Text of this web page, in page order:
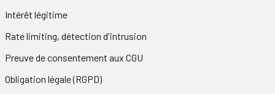
Intérêt légitime
Rate limiting, détection d'intrusion
Preuve de consentement aux CGU
Obligation légale (RGPD)